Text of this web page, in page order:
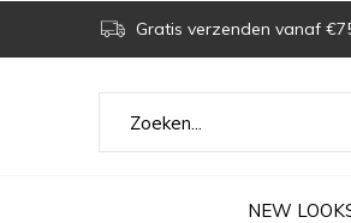
NEW
Gratis verzenden vanaf